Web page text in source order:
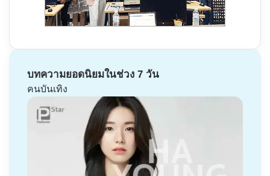
บทความยอดนิยมในช่วง 7 วัน
คนบันเทิง